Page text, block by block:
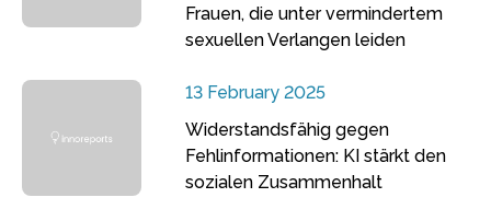
Frauen, die unter vermindertem
sexuellen Verlangen leiden
13 February 2025
Widerstandsfähig gegen
Fehlinformationen: KI stärkt den
sozialen Zusammenhalt